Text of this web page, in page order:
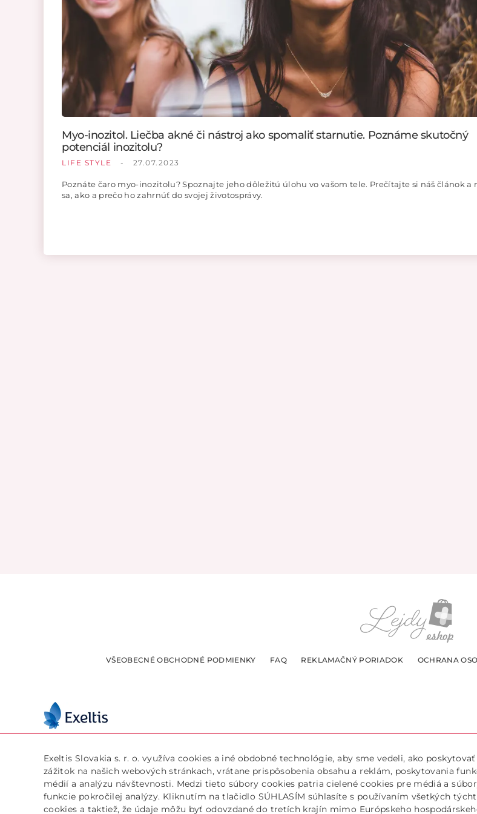
Myo-inozitol. Liečba akné či nástroj ako spomaliť starnutie. Poznáme skutočný
potenciál inozitolu?
LIFE STYLE - 27.07.2023
Poznáte čaro myo-inozitolu? Spoznajte jeho dôležitú úlohu vo vašom tele. Prečítajte si náš článok a
sa, ako a prečo ho zahrnúť do svojej životosprávy.
VŠEOBECNÉ OBCHODNÉ PODMIENKY FAQ REKLAMAČNÝ PORIADOK OCHRANA
821 09 Bratislava
Slovenská Republika
Pon – Pia: 9:30 – 16:00
Exeltis Slovakia s. r. o. využíva cookies a iné obdobné technológie, aby sme vedeli, ako
zážitok na našich webových stránkach, vrátane prispôsobenia obsahu a reklám, poskytovania
médií a analýzu návštevnosti. Medzi tieto súbory cookies patria cielené cookies pre médiá a
funkcie pokročilej analýzy. Kliknutím na tlačidlo SÚHLASÍM súhlasíte s používaním všetkých
cookies a taktiež, že údaje môžu byť odovzdané do tretích krajín mimo Európskeho